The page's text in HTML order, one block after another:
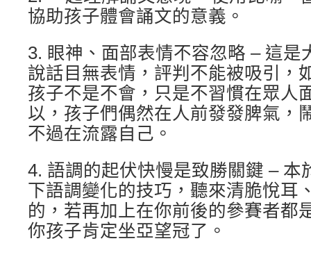
協助孩子體會誦文的意義。
3. 眼神、面部表情不容忽略 – 這是
說話目無表情，評判不能被吸引，
孩子不是不會，只是不習慣在眾人
以，孩子們偶然在人前發發脾氣，
不過在流露自己。
4. 語調的起伏快慢是致勝關鍵 – 本
下語調變化的技巧，聽來清脆悅耳
的，若再加上在你前後的參賽者都
你孩子肯定坐亞望冠了。